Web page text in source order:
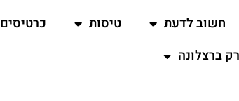
חשוב לדעת טיסות
כרטיסים
ברצלונה